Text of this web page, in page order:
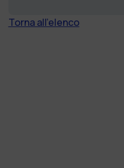
Torna all'elenco